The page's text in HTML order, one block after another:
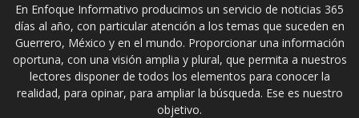
En Enfoque Informativo producimos un servicio de noticias 365
días al año, con particular atención a los temas que suceden en
Guerrero, México y en el mundo. Proporcionar una información
oportuna, con una visión amplia y plural, que permita a nuestros
lectores disponer de todos los elementos para conocer la
realidad, para opinar, para ampliar la búsqueda. Ese es nuestro
objetivo.